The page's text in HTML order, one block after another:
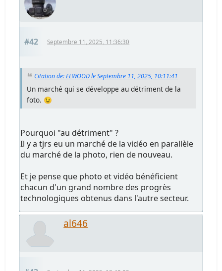
#42 Septembre 11, 2025, 11:36:30
Citation de: ELWOOD le Septembre 11, 2025, 10:11:41
Un marché qui se développe au détriment de la
foto. 😉
Pourquoi "au détriment" ?
Il y a tjrs eu un marché de la vidéo en parallèle
du marché de la photo, rien de nouveau.
Et je pense que photo et vidéo bénéficient
chacun d'un grand nombre des progrès
technologiques obtenus dans l'autre secteur.
al646